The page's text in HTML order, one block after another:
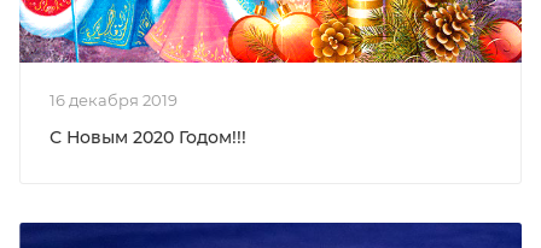
16 декабря 2019
С Новым 2020 Годом!!!